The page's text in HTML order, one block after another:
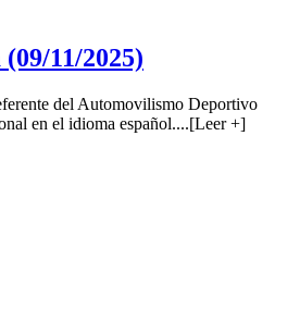
11/2025)
del Automovilismo Deportivo
en el idioma español....[Leer +]